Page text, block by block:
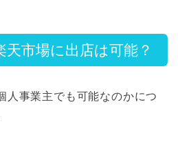
市場に出店は可能？
人事業主でも可能なのかにつ